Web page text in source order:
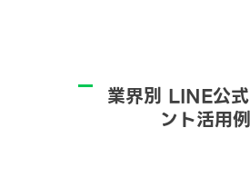
業界別 LINE公
ント活用例